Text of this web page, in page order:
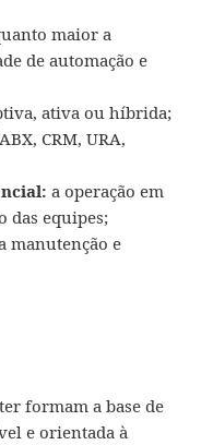
maior a
de automação e
ativa ou híbrida;
CRM, URA,
a operação em
das equipes;
manutenção e
formam a base de
e orientada à